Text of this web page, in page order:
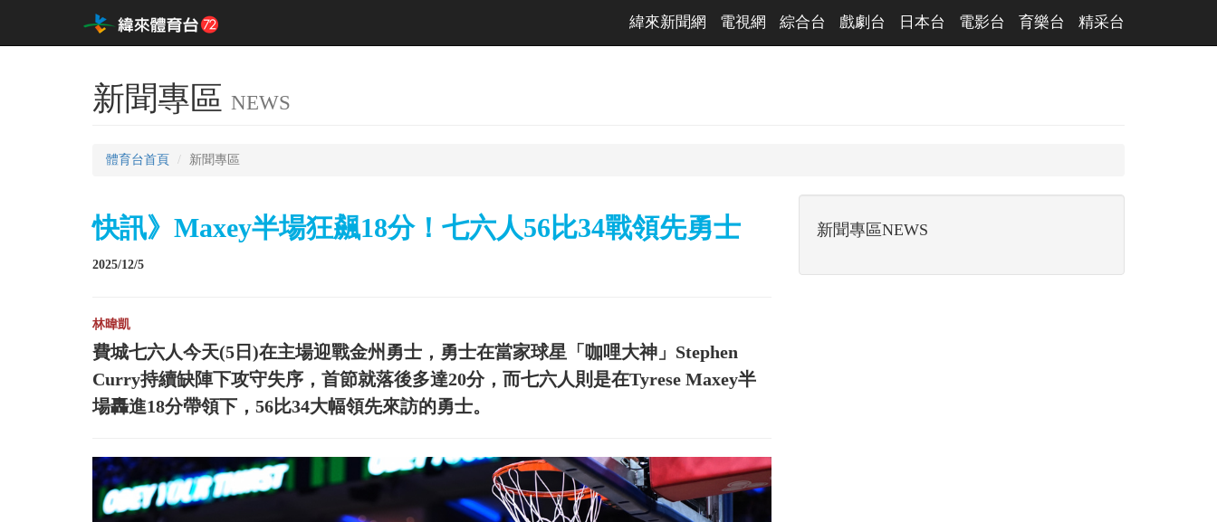
緯來新聞網 電視網 綜合台 戲劇台 日本台 電影台 育樂台 精采台
新聞專區 NEWS
體育台首頁 新聞專區
快訊》Maxey半場狂飆18分！七六人56比34戰領先勇士
2025/12/5
林暐凱
費城七六人今天(5日)在主場迎戰金州勇士，勇士在當家球星「咖哩大神」Stephen
Curry持續缺陣下攻守失序，首節就落後多達20分，而七六人則是在Tyrese Maxey半
場轟進18分帶領下，56比34大幅領先來訪的勇士。
新聞專區NEWS